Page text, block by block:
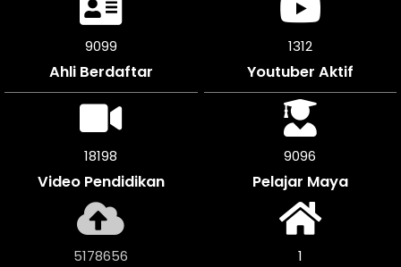
9504
Ahli Berdaftar
1312
Youtuber Aktif
19002
Video Pendidikan
9501
Pelajar Maya
5409236 1